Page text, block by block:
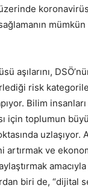
koronavirüs
mümkün
aşılarını,
risk
Bilim
için toplumun
uzlaşıyor.
artırmak ve
biri de, “dijital